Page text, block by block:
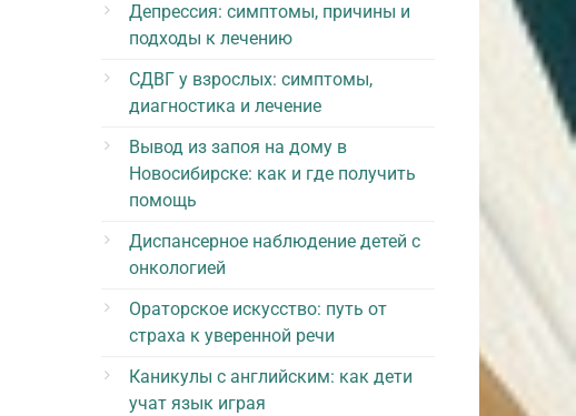
Депрессия: симптомы, причины и
подходы к лечению
СДВГ у взрослых: симптомы,
диагностика и лечение
Вывод из запоя на дому в
Новосибирске: как и где получить
помощь
Диспансерное наблюдение детей с
онкологией
Ораторское искусство: путь от
страха к уверенной речи
Каникулы с английским: как дети
учат язык играя